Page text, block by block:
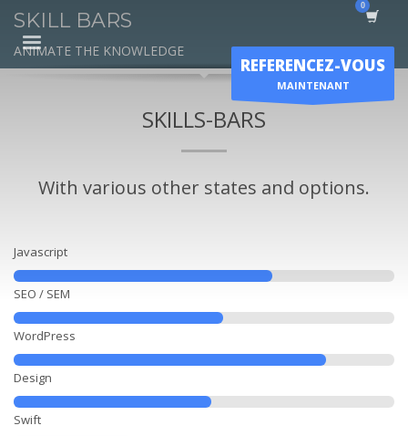
Horaire d'ouverture
Lun-Ven 9:00H - 19:00H
REFERENCEZ-VOUS
MAINTENANT
SKILL BARS
ANIMATE THE KNOWLEDGE
SKILLS-BARS
With various other states and options.
Javascript
SEO / SEM
WordPress
Design
Swift